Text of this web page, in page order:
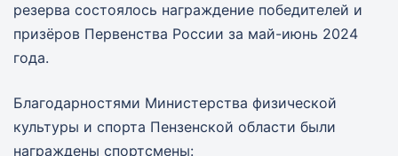
резерва состоялось награждение победителей и
призёров Первенства России за май-июнь 2024
года.
Благодарностями Министерства физической
культуры и спорта Пензенской области были
награждены спортсмены: